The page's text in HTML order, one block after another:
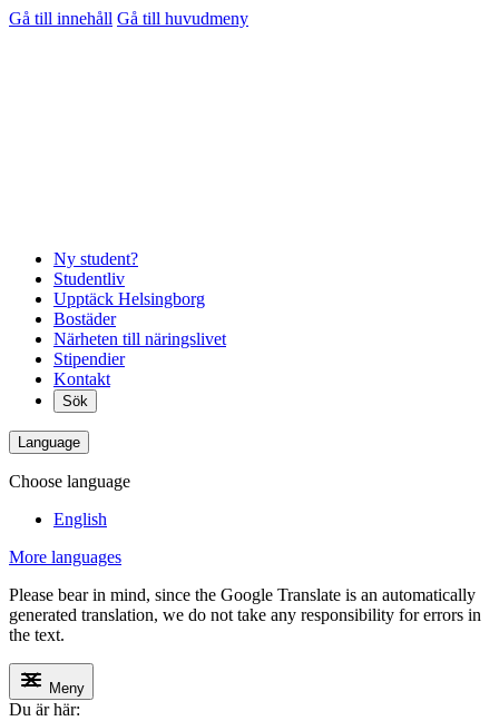
Gå till innehåll Gå till huvudmeny
Ny student?
Studentliv
Upptäck Helsingborg
Bostäder
Närheten till näringslivet
Stipendier
Kontakt
Sök
Language
Choose language
English
More languages
Please bear in mind, since the Google Translate is an automatically
generated translation, we do not take any responsibility for errors in
the text.
Meny
Du är här: